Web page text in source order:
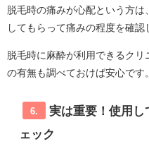
脱毛時の痛みが心配という方
してもらって痛みの程度を確認
脱毛時に麻酔が利用できるク
の有無も調べておけば安心です。
6.
実は重要！使用
ェック